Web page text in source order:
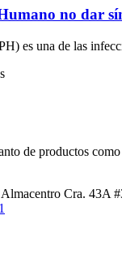
no dar
es una de las
de productos
Cra. 43A